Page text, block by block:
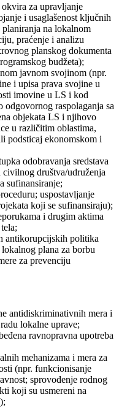
za upravljanje
i usaglašenost ključnih
na lokalnom
praćenje i analizu
planskog dokumenta
budžeta);
javnom svojinom (npr.
i upisa prava svojine u
imovine u LS i kod
raspolaganja sa
objekata LS i njihovo
u različitim oblastima,
podsticaj ekonomskom i
odobravanja sredstava
civilnog društva/udruženja
sufinansiranje;
uspostavljanje
koji se sufinansiraju);
i drugim aktima
antikorupcijskih politika
plana za borbu
za prevenciju
antidiskriminativnih mera i
lokalne uprave;
ravnopravna upotreba
mehanizama i mera za
(npr. funkcionisanje
sprovođenje rodnog
koji su usmereni na